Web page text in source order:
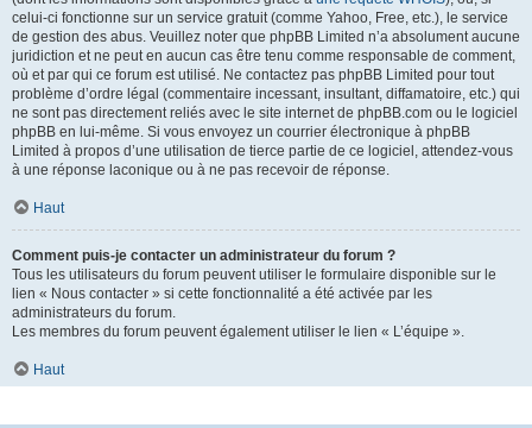
celui-ci fonctionne sur un service gratuit (comme Yahoo, Free, etc.), le service
de gestion des abus. Veuillez noter que phpBB Limited n’a absolument aucune
juridiction et ne peut en aucun cas être tenu comme responsable de comment,
où et par qui ce forum est utilisé. Ne contactez pas phpBB Limited pour tout
problème d’ordre légal (commentaire incessant, insultant, diffamatoire, etc.) qui
ne sont pas directement reliés avec le site internet de phpBB.com ou le logiciel
phpBB en lui-même. Si vous envoyez un courrier électronique à phpBB
Limited à propos d’une utilisation de tierce partie de ce logiciel, attendez-vous
à une réponse laconique ou à ne pas recevoir de réponse.
Haut
Comment puis-je contacter un administrateur du forum ?
Tous les utilisateurs du forum peuvent utiliser le formulaire disponible sur le
lien « Nous contacter » si cette fonctionnalité a été activée par les
administrateurs du forum.
Les membres du forum peuvent également utiliser le lien « L’équipe ».
Haut